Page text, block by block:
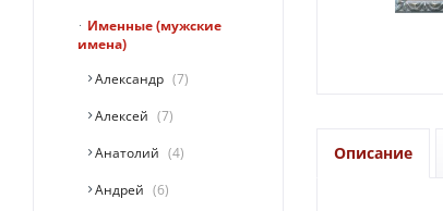
Именные (мужские
имена)
Александр
7
Алексей
7
Анатолий
4
Андрей
6
Описание